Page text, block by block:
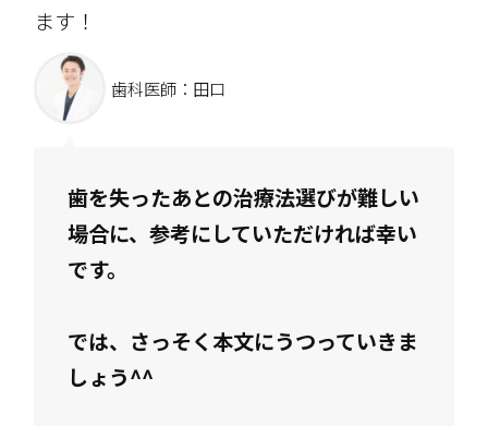
ます！
歯科医師：田口
歯を失ったあとの治療法選びが難しい
場合に、参考にしていただければ幸い
です。
では、さっそく本文にうつっていきま
しょう^^